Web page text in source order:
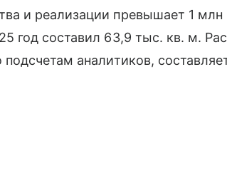
и реализации превышает 1
год составил 63,9 тыс. кв. м.
подсчетам аналитиков,